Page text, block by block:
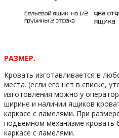
РАЗМЕР.
Кровать изготавливается в
места. (если его нет в списке,
изготовления можно у
ширине и наличии ящиков
каркасе с ламелями. При
подъемном механизме кровать
каркасе с ламелями.